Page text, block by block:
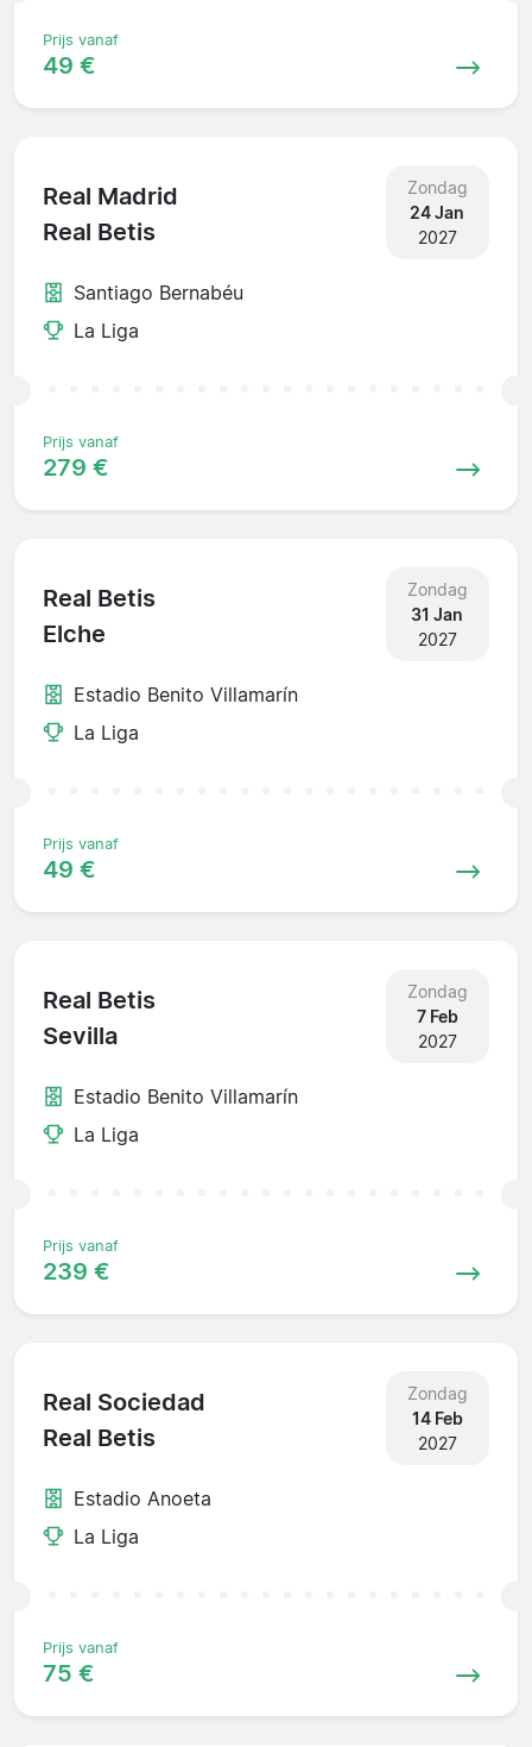
Prijs vanaf
49 €
Real Madrid
Real Betis
Zondag
24 Jan
2027
Santiago Bernabéu
La Liga
Prijs vanaf
279 €
Real Betis
Elche
Zondag
31 Jan
2027
Estadio Benito Villamarín
La Liga
Prijs vanaf
49 €
Real Betis
Sevilla
Zondag
7 Feb
2027
Estadio Benito Villamarín
La Liga
Prijs vanaf
239 €
Real Sociedad
Real Betis
Zondag
14 Feb
2027
Estadio Anoeta
La Liga
Prijs vanaf
75 €